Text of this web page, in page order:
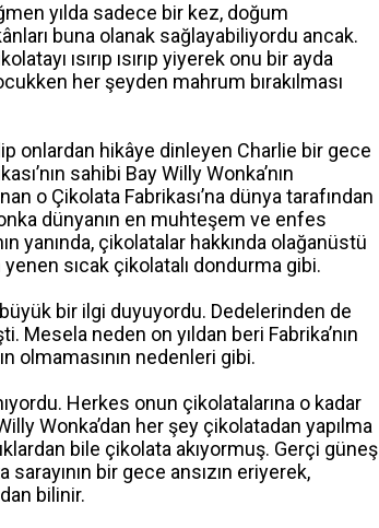
yılda sadece bir kez, doğum
buna olanak sağlayabiliyordu ancak.
ısırıp ısırıp yiyerek onu bir ayda
her şeyden mahrum bırakılması
onlardan hikâye dinleyen Charlie bir gece
sahibi Bay Willy Wonka’nın
o Çikolata Fabrikası’na dünya tarafından
dünyanın en muhteşem ve enfes
yanında, çikolatalar hakkında olağanüstü
sıcak çikolatalı dondurma gibi.
bir ilgi duyuyordu. Dedelerinden de
Mesela neden on yıldan beri Fabrika’nın
olmamasının nedenleri gibi.
Herkes onun çikolatalarına o kadar
Wonka’dan her şey çikolatadan yapılma
bile çikolata akıyormuş. Gerçi güneş
sarayının bir gece ansızın eriyerek,
bilinir.